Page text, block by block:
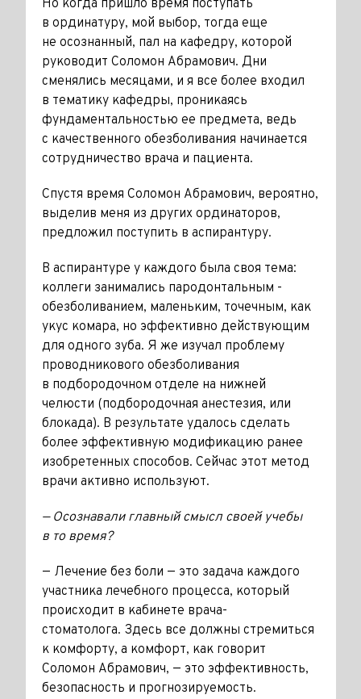
Но когда пришло время поступать
в ординатуру, мой выбор, тогда еще
не осознанный, пал на кафедру, которой
руководит Соломон Абрамович. Дни
сменялись месяцами, и я все более входил
в тематику кафедры, проникаясь
фундаментальностью ее предмета, ведь
с качественного обезболивания начинается
сотрудничество врача и пациента.
Спустя время Соломон Абрамович, вероятно,
выделив меня из других ординаторов,
предложил поступить в аспирантуру.
В аспирантуре у каждого была своя тема:
коллеги занимались пародонтальным ­
обезболиванием, ­маленьким, точечным, как
укус комара, но эффективно действующим
для одного зуба. Я же изучал проблему
проводникового обезболивания
в подбородочном отделе на нижней
челюсти (подбородочная анестезия, или
блокада). В результате удалось сделать
более эффективную модификацию ранее
изобретенных способов. Сейчас этот метод
врачи активно используют.
— Осознавали главный смысл своей учебы
в то время?
— Лечение без боли — это задача каждого
участника лечебного процесса, который
происходит в кабинете врача-
стоматолога. Здесь все должны стремиться
к комфорту, а комфорт, как говорит
Соломон Абрамович, — это эффективность,
безопасность и прогнозируемость.